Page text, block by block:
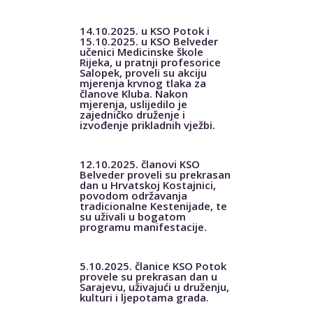
14.10.2025. u KSO Potok i
15.10.2025. u KSO Belveder
učenici Medicinske škole
Rijeka, u pratnji profesorice
Salopek, proveli su akciju
mjerenja krvnog tlaka za
članove Kluba. Nakon
mjerenja, uslijedilo je
zajedničko druženje i
izvođenje prikladnih vježbi.
12.10.2025. članovi KSO
Belveder proveli su prekrasan
dan u Hrvatskoj Kostajnici,
povodom održavanja
tradicionalne Kestenijade, te
su uživali u bogatom
programu manifestacije.
5.10.2025. članice KSO Potok
provele su prekrasan dan u
Sarajevu, uživajući u druženju,
kulturi i ljepotama grada.